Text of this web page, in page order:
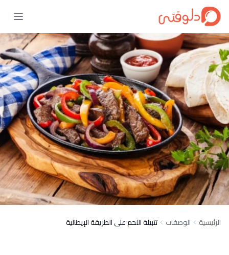
الرئيسية الوصفات تتبيلة اللحم على الطريقة الإيطالية